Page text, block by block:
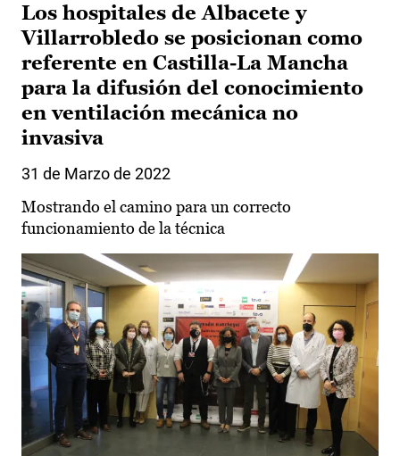
Los hospitales de Albacete y
Villarrobledo se posicionan como
referente en Castilla-La Mancha
para la difusión del conocimiento
en ventilación mecánica no
invasiva
31 de Marzo de 2022
Mostrando el camino para un correcto
funcionamiento de la técnica